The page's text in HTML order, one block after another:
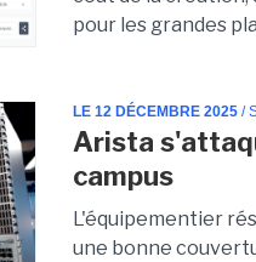
pour les grandes
LE 12 DÉCEMBRE 2025 /
Arista
campus
L'équipementier
une bonne